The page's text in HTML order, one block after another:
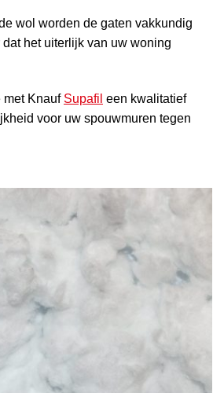
wol worden de gaten vakkundig
het uiterlijk van uw woning
met Knauf Supafil een kwalitatief
voor uw spouwmuren tegen